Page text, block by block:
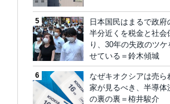
日本国民はまるで政
半分近くを税金と社会
り、30年の失政のツ
せている＝鈴木傾城
なぜキオクシアは売ら
家が見るべき、半導体
の裏の裏＝栫井駿介